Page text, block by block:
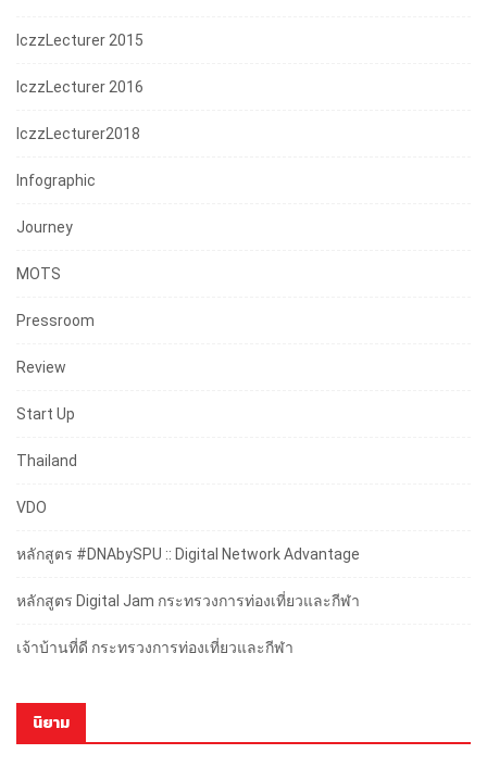
IczzLecturer 2015
IczzLecturer 2016
IczzLecturer2018
Infographic
Journey
MOTS
Pressroom
Review
Start Up
Thailand
VDO
หลักสูตร #DNAbySPU :: Digital Network Advantage
หลักสูตร Digital Jam กระทรวงการท่องเที่ยวและกีฬา
เจ้าบ้านที่ดี กระทรวงการท่องเที่ยวและกีฬา
นิยาม